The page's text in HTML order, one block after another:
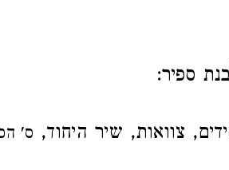
ספיר:
צוואות, שיר היחוד, ס'